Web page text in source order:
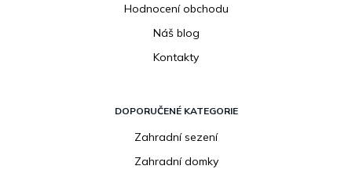
Hodnocení obchodu
Náš blog
Kontakty
DOPORUČENÉ KATEGORIE
Zahradní sezení
Zahradní domky